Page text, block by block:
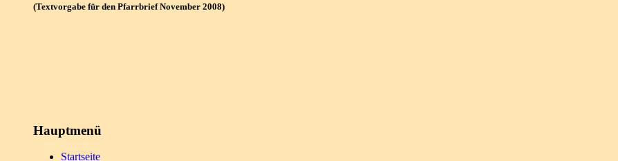
(Textvorgabe für den Pfarrbrief November 2008)
Hauptmenü
Startseite